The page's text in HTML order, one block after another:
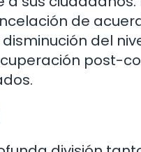
de
del
post-